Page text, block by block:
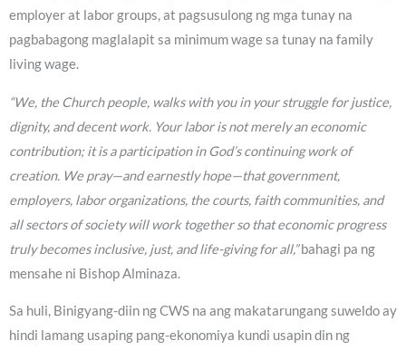
employer at labor groups, at pagsusulong ng mga tunay na
pagbabagong maglalapit sa minimum wage sa tunay na family
living wage.
“We, the Church people, walks with you in your struggle for justice,
dignity, and decent work. Your labor is not merely an economic
contribution; it is a participation in God’s continuing work of
creation. We pray—and earnestly hope—that government,
employers, labor organizations, the courts, faith communities, and
all sectors of society will work together so that economic progress
truly becomes inclusive, just, and life-giving for all,”bahagi pa ng
mensahe ni Bishop Alminaza.
Sa huli, Binigyang-diin ng CWS na ang makatarungang suweldo ay
hindi lamang usaping pang-ekonomiya kundi usapin din ng